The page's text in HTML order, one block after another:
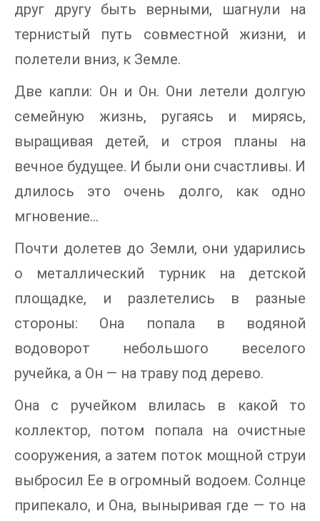
друг другу быть верными, шагнули на
тернистый путь совместной жизни, и
полетели вниз, к Земле.
Две капли: Он и Он. Они летели долгую
семейную жизнь, ругаясь и мирясь,
выращивая детей, и строя планы на
вечное будущее. И были они счастливы. И
длилось это очень долго, как одно
мгновение…
Почти долетев до Земли, они ударились
о металлический турник на детской
площадке, и разлетелись в разные
стороны: Она попала в водяной
водоворот небольшого веселого
ручейка, а Он — на траву под дерево.
Она с ручейком влилась в какой то
коллектор, потом попала на очистные
сооружения, а затем поток мощной струи
выбросил Ее в огромный водоем. Солнце
припекало, и Она, выныривая где — то на